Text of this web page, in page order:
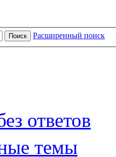
Поиск Расширенный поиск
ответов
темы